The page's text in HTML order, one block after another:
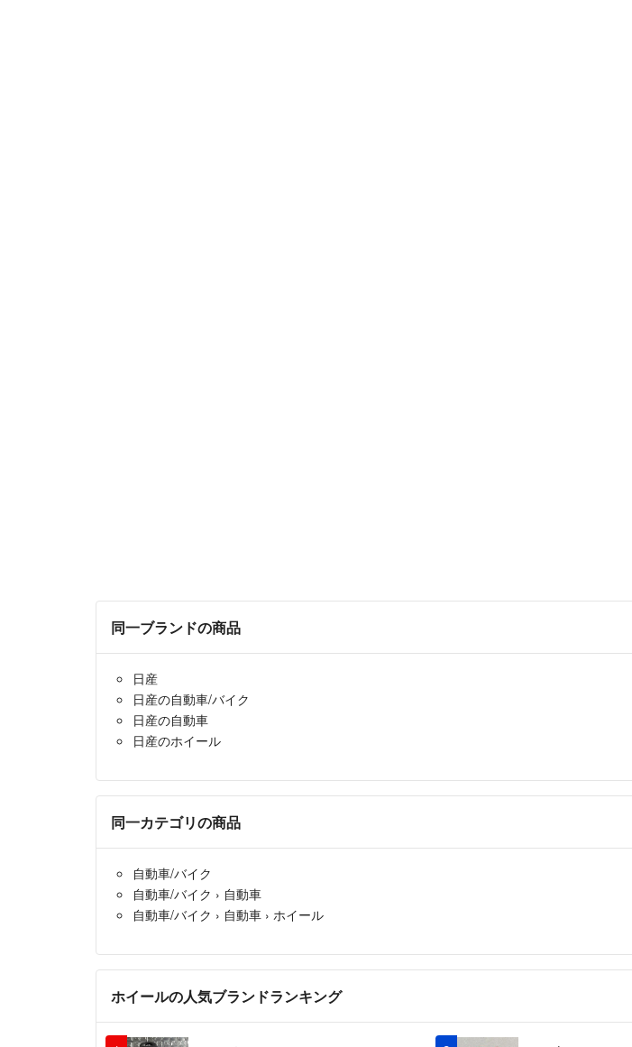
同一ブランドの商品
日産
日産の自動車/バイク
日産の自動車
日産のホイール
同一カテゴリの商品
自動車/バイク
自動車/バイク › 自動車
自動車/バイク › 自動車 › ホイール
ホイールの人気ブランドランキング